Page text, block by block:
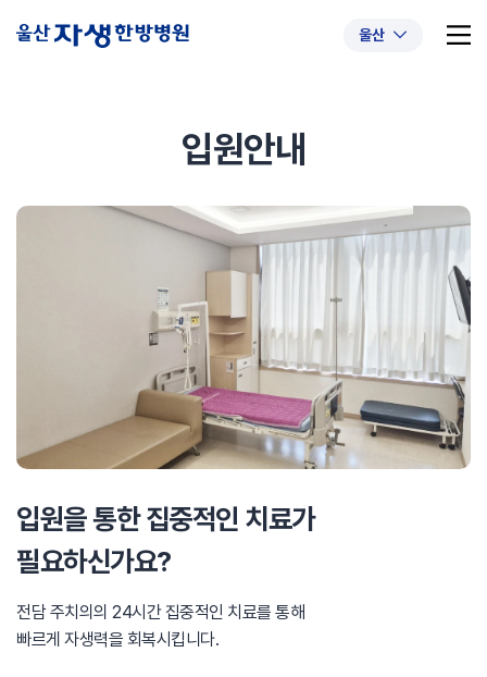
울산
#교통사고후유증 #허리디스크 #목디스크
입원안내
입원을 통한 집중적인 치료가
필요하신가요?
전담 주치의의 24시간 집중적인 치료를 통해
빠르게 자생력을 회복시킵니다.